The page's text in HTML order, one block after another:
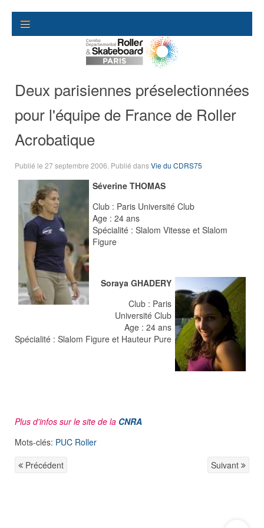
Deux parisiennes préselectionnées
pour l'équipe de France de Roller
Acrobatique
Publié le 27 septembre 2006 . Publié dansVie du CDRS75
Séverine THOMAS
Club : Paris Université Club
Age : 24 ans
Spécialité : Slalom Vitesse et Slalom
Figure
Soraya GHADERY
Club : Paris
Université Club
Age : 24 ans
Spécialité : Slalom Figure et Hauteur Pure
Plus d'infos sur le site de la CNRA
Mots-clés: PUC Roller
Précédent
Suivant